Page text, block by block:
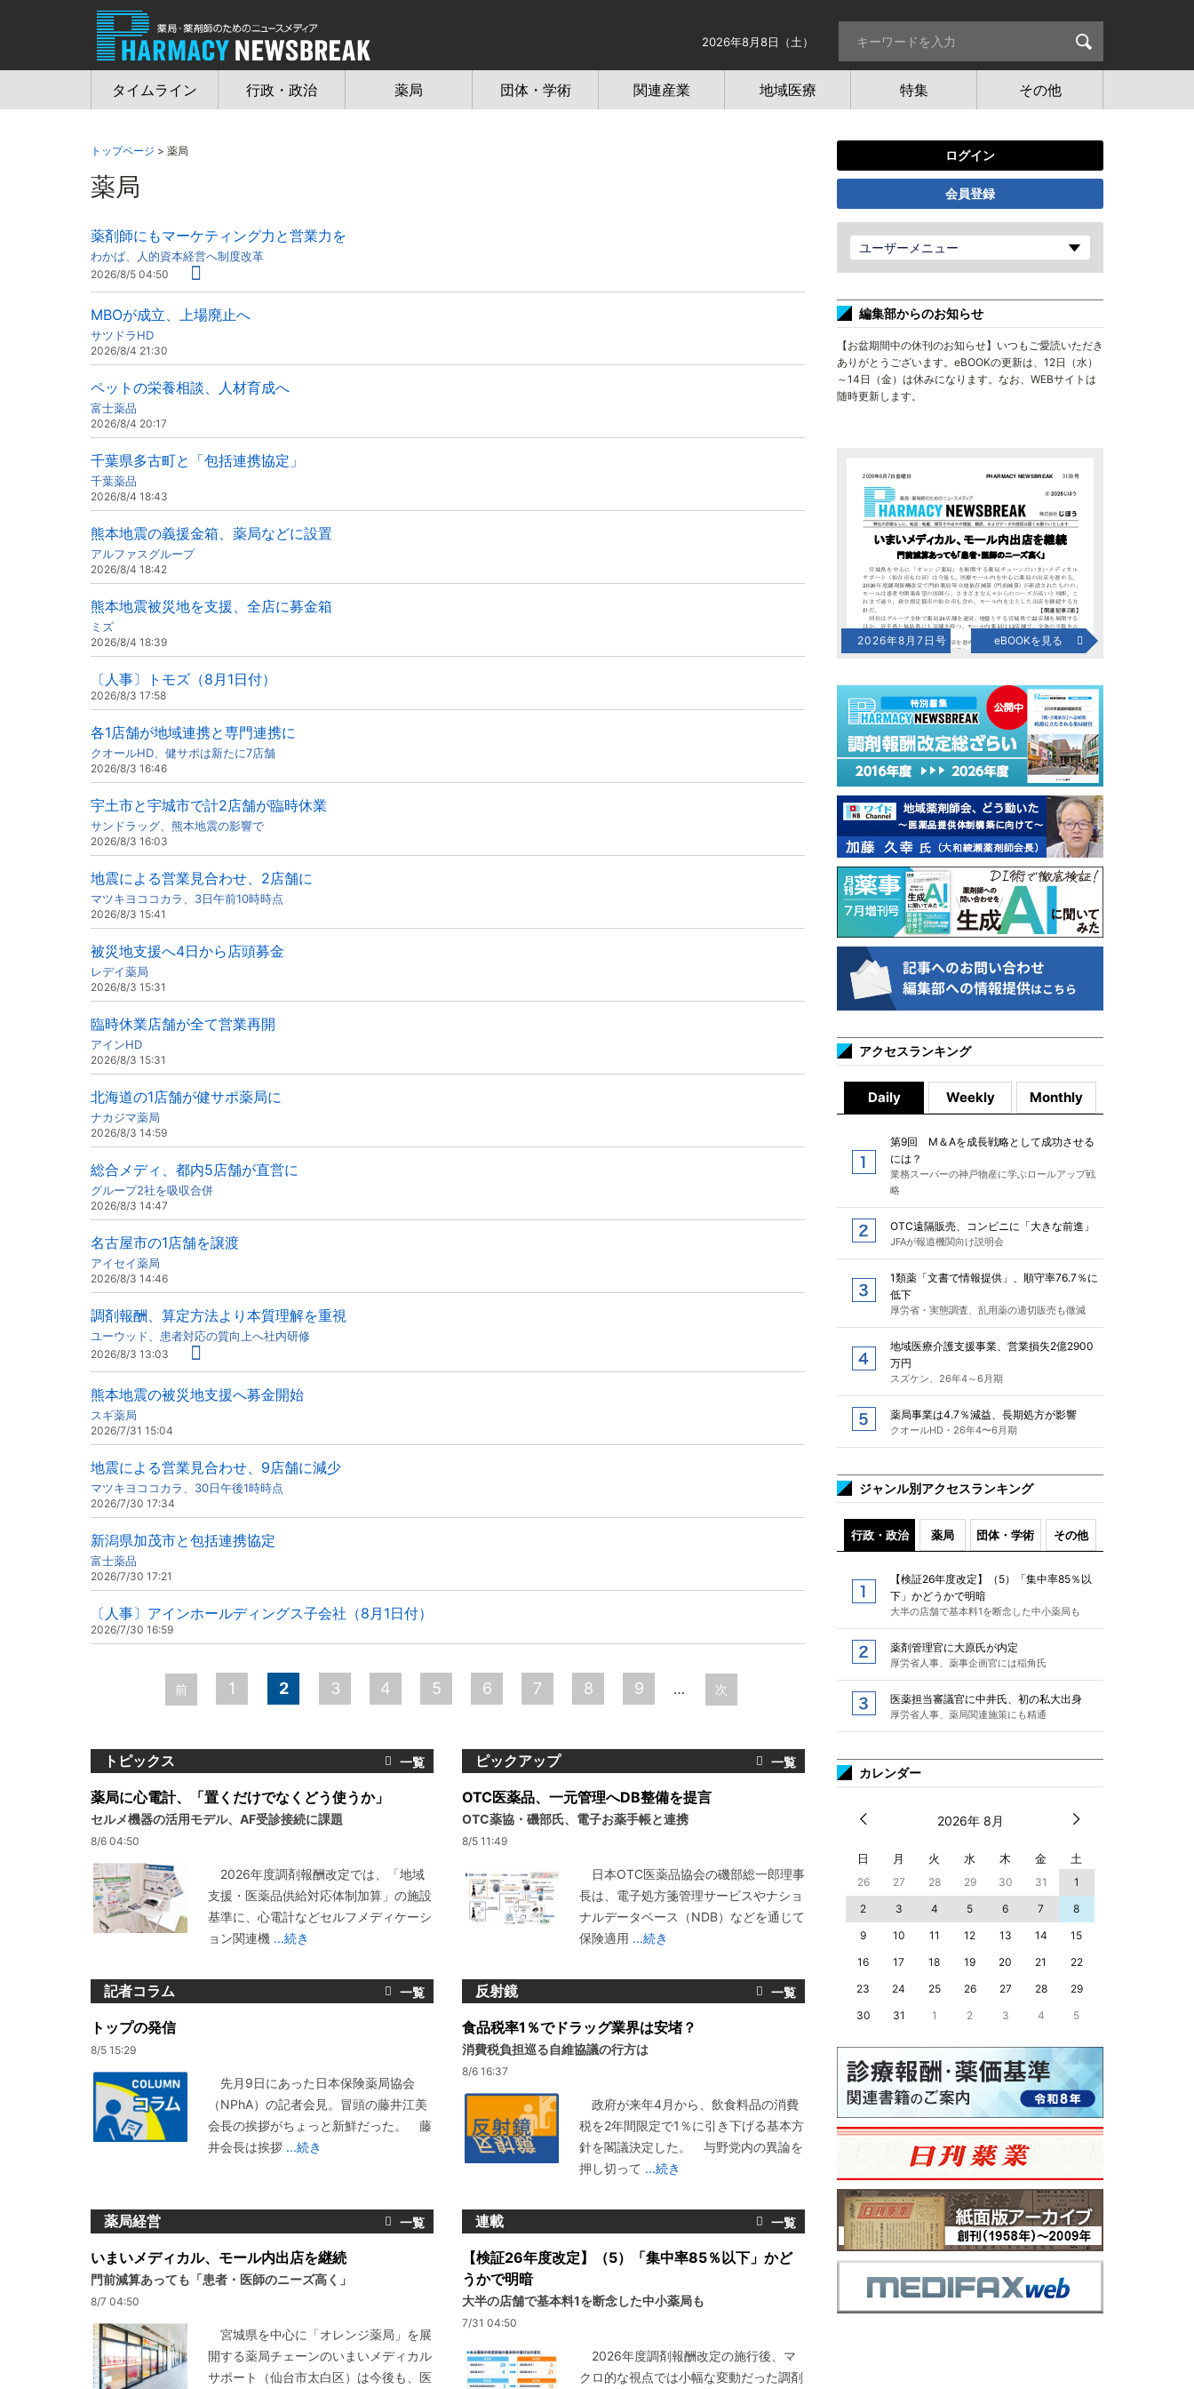
2026年8月8日（土）
タイムライン 行政・政治 薬局 団体・学術 関連産業 地域医療 特集 その他
トップページ > 薬局
薬局
薬剤師にもマーケティング力と営業力を
わかば、人的資本経営へ制度改革
2026/8/5 04:50
MBOが成立、上場廃止へ
サツドラHD
2026/8/4 21:30
ペットの栄養相談、人材育成へ
富士薬品
2026/8/4 20:17
千葉県多古町と「包括連携協定」
千葉薬品
2026/8/4 18:43
熊本地震の義援金箱、薬局などに設置
アルファスグループ
2026/8/4 18:42
熊本地震被災地を支援、全店に募金箱
ミズ
2026/8/4 18:39
〔人事〕トモズ（8月1日付）
2026/8/3 17:58
各1店舗が地域連携と専門連携に
クオールHD、健サポは新たに7店舗
2026/8/3 16:46
宇土市と宇城市で計2店舗が臨時休業
サンドラッグ、熊本地震の影響で
2026/8/3 16:03
地震による営業見合わせ、2店舗に
マツキヨココカラ、3日午前10時時点
2026/8/3 15:41
被災地支援へ4日から店頭募金
レデイ薬局
2026/8/3 15:31
臨時休業店舗が全て営業再開
アインHD
2026/8/3 15:31
北海道の1店舗が健サポ薬局に
ナカジマ薬局
2026/8/3 14:59
総合メディ、都内5店舗が直営に
グループ2社を吸収合併
2026/8/3 14:47
名古屋市の1店舗を譲渡
アイセイ薬局
2026/8/3 14:46
調剤報酬、算定方法より本質理解を重視
ユーウッド、患者対応の質向上へ社内研修
2026/8/3 13:03
熊本地震の被災地支援へ募金開始
スギ薬局
2026/7/31 15:04
地震による営業見合わせ、9店舗に減少
マツキヨココカラ、30日午後1時時点
2026/7/30 17:34
新潟県加茂市と包括連携協定
富士薬品
2026/7/30 17:21
〔人事〕アインホールディングス子会社（8月1日付）
2026/7/30 16:59
前 1 2 3 4 5 6 7 8 9 … 次
トピックス
薬局に心電計、「置くだけでなくどう使うか」
セルメ機器の活用モデル、AF受診接続に課題
8/6 04:50
2026年度調剤報酬改定では、「地域
支援・医薬品供給対応体制加算」の施設
基準に、心電計などセルフメディケーシ
ョン関連機 ...続き
ピックアップ
OTC医薬品、一元管理へDB整備を提言
OTC薬協・磯部氏、電子お薬手帳と連携
8/5 11:49
日本OTC医薬品協会の磯部総一郎理事
長は、電子処方箋管理サービスやナショ
ナルデータベース（NDB）などを通じて
保険適用 ...続き
記者コラム
トップの発信
8/5 15:29
先月9日にあった日本保険薬局協会
（NPhA）の記者会見。冒頭の藤井江美
会長の挨拶がちょっと新鮮だった。 藤
井会長は挨拶 ...続き
反射鏡
食品税率1％でドラッグ業界は安堵？
消費税負担巡る自維協議の行方は
8/6 16:37
政府が来年4月から、飲食料品の消費
税を2年間限定で1％に引き下げる基本方
針を閣議決定した。 与野党内の異論を
押し切って ...続き
薬局経営
いまいメディカル、モール内出店を継続
門前減算あっても「患者・医師のニーズ高く」
8/7 04:50
宮城県を中心に「オレンジ薬局」を展
開する薬局チェーンのいまいメディカル
サポート（仙台市太白区）は今後も、医
連載
【検証26年度改定】（5）「集中率85％以下」かど
うかで明暗
大半の店舗で基本料1を断念した中小薬局も
7/31 04:50
2026年度調剤報酬改定の施行後、マ
クロ的な視点では小幅な変動だった調剤
ログイン
会員登録
ユーザーメニュー
編集部からのお知らせ
【お盆期間中の休刊のお知らせ】いつもご愛読いただき
ありがとうございます。eBOOKの更新は、12日（水）
～14日（金）は休みになります。なお、WEBサイトは
随時更新します。
2026年8月7日号 eBOOKを見る
アクセスランキング
Daily Weekly Monthly
第9回 M＆Aを成長戦略として成功させる
には？
業務スーパーの神戸物産に学ぶロールアップ戦
略
OTC遠隔販売、コンビニに「大きな前進」
JFAが報道機関向け説明会
1類薬「文書で情報提供」、順守率76.7％に
低下
厚労省・実態調査、乱用薬の適切販売も微減
地域医療介護支援事業、営業損失2億2900
万円
スズケン、26年4～6月期
薬局事業は4.7％減益、長期処方が影響
クオールHD・26年4〜6月期
ジャンル別アクセスランキング
行政・政治 薬局 団体・学術 その他
【検証26年度改定】（5）「集中率85％以
下」かどうかで明暗
大半の店舗で基本料1を断念した中小薬局も
薬剤管理官に大原氏が内定
厚労省人事、薬事企画官には稲角氏
医薬担当審議官に中井氏、初の私大出身
厚労省人事、薬局関連施策にも精通
カレンダー
2026年 8月
日 月 火 水 木 金 土
26 27 28 29 30 31
1
2
3 4 5 6 7
8
9
10 11 12 13 14
15
16
17 18 19 20 21
22
23
24 25 26 27 28
29
30
31 1 2 3 4 5